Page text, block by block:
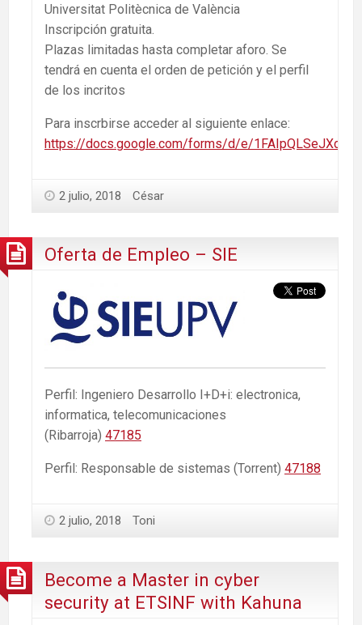
Universitat Politècnica de València
Inscripción gratuita.
Plazas limitadas hasta completar aforo. Se
tendrá en cuenta el orden de petición y el perfil
de los incritos
Para inscrbirse acceder al siguiente enlace:
https://docs.google.com/forms/d/e/
2 julio, 2018 César
Oferta de Empleo – SIE
Perfil: Ingeniero Desarrollo I+D+i: electronica,
informatica, telecomunicaciones
(Ribarroja) 47185
Perfil: Responsable de sistemas (Torrent) 47188
2 julio, 2018 Toni
Become a Master in cyber
security at ETSINF with Kahuna